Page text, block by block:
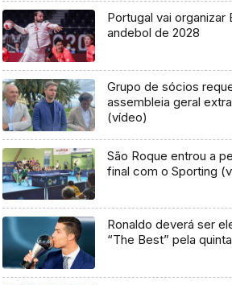
Portugal vai organizar
andebol de 2028
Grupo de sócios
assembleia geral
(vídeo)
São Roque entrou a
final com o Sporting
Ronaldo deverá ser
“The Best” pela